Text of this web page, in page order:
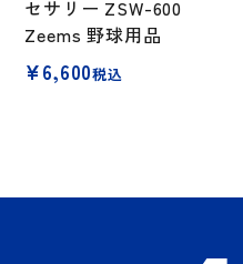
セサリー ZSW-600
Zeems 野球用品
¥6,600税込